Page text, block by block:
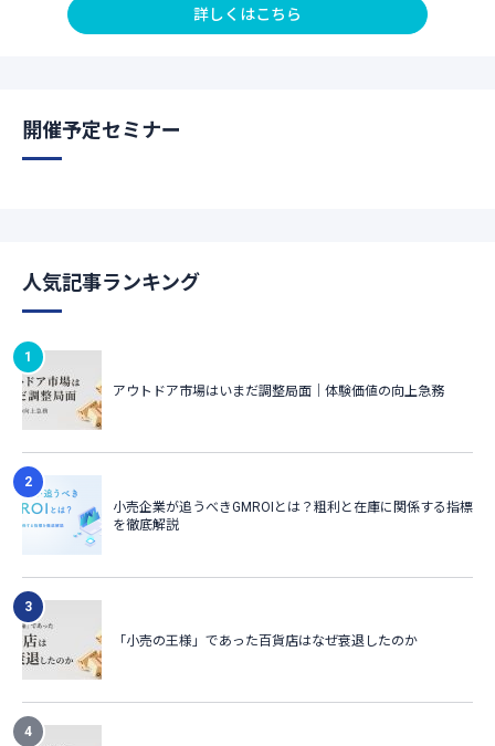
詳しくはこちら
開催予定セミナー
人気記事ランキング